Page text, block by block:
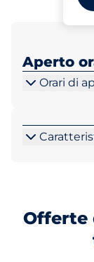
Aperto
Orari di
Offerte